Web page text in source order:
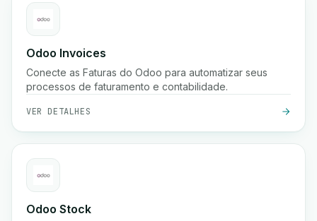
Odoo Invoices
Conecte as Faturas do Odoo para automatizar seus
processos de faturamento e contabilidade.
VER DETALHES
Odoo Stock